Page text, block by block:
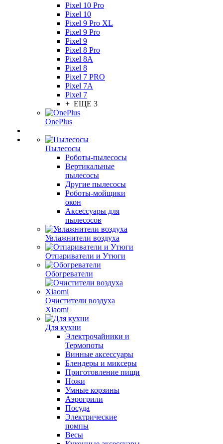
Pixel 10 Pro
Pixel 10
Pixel 9 Pro XL
Pixel 9 Pro
Pixel 9
Pixel 8 Pro
Pixel 8A
Pixel 8
Pixel 7 PRO
Pixel 7A
Pixel 7
+ ЕЩЕ 3
OnePlus
Пылесосы
Роботы-пылесосы
Вертикальные
пылесосы
Другие пылесосы
Роботы-мойщики
окон
Аксессуары для
пылесосов
Увлажнители воздуха
Отпариватели и Утюги
Обогреватели
Очистители воздуха
Xiaomi
Для кухни
Электрочайники и
Термопоты
Винные аксессуары
Блендеры и миксеры
Приготовление пищи
Ножи
Умные корзины
Аэрогрили
Посуда
Электрические
помпы
Весы